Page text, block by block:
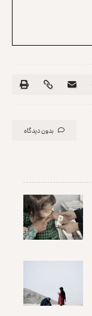
بدون دیدگاه